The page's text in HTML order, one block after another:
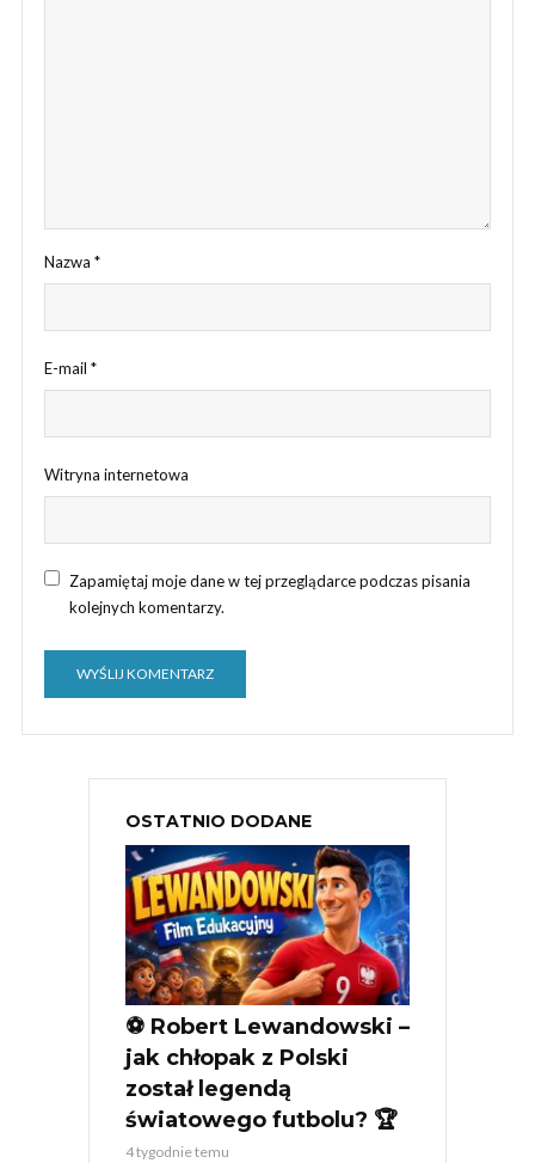
Nazwa *
E-mail *
Witryna internetowa
Zapamiętaj moje dane w tej przeglądarce podczas pisania
kolejnych komentarzy.
OSTATNIO DODANE
⚽ Robert Lewandowski –
jak chłopak z Polski
został legendą
światowego futbolu? 🏆
4 tygodnie temu